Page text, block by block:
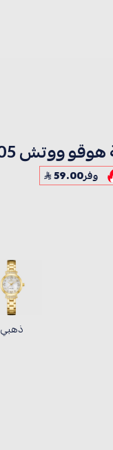
ووتش 258005
وفر59.00
ذهبي